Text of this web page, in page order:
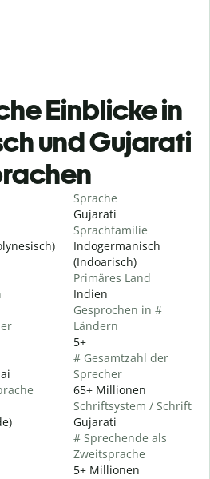
Einblicke in
und Gujarati
Sprache
Gujarati
Sprachfamilie
Indogermanisch
(Indoarisch)
Primäres Land
Indien
Gesprochen in #
Ländern
5+
# Gesamtzahl der
Sprecher
65+ Millionen
Schriftsystem / Schrift
Gujarati
# Sprechende als
Zweitsprache
5+ Millionen